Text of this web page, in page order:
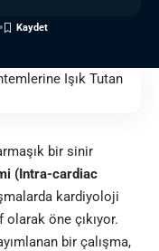
bir sinir
(Intra-cardiac
kardiyoloji
öne çıkıyor.
bir çalışma,